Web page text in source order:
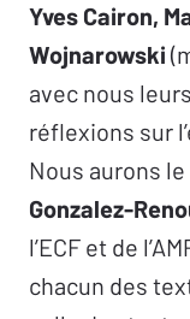
Yves Cairon,
Wojnarowski
avec nous
réflexions sur
Nous aurons
Gonzalez-
l’ECF et de
chacun des